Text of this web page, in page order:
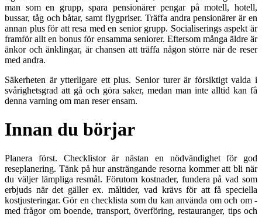
man som en grupp, spara pensionärer pengar på motell, hotell,
bussar, tåg och båtar, samt flygpriser. Träffa andra pensionärer är en
annan plus för att resa med en senior grupp. Socialiserings aspekt är
framför allt en bonus för ensamma seniorer. Eftersom många äldre är
änkor och änklingar, är chansen att träffa någon större när de reser
med andra.
Säkerheten är ytterligare ett plus. Senior turer är försiktigt valda i
svårighetsgrad att gå och göra saker, medan man inte alltid kan få
denna varning om man reser ensam.
Innan du börjar
Planera först. Checklistor är nästan en nödvändighet för god
reseplanering. Tänk på hur ansträngande resorna kommer att bli när
du väljer lämpliga resmål. Förutom kostnader, fundera på vad som
erbjuds när det gäller ex. måltider, vad krävs för att få speciella
kostjusteringar. Gör en checklista som du kan använda om och om -
med frågor om boende, transport, överföring, restauranger, tips och